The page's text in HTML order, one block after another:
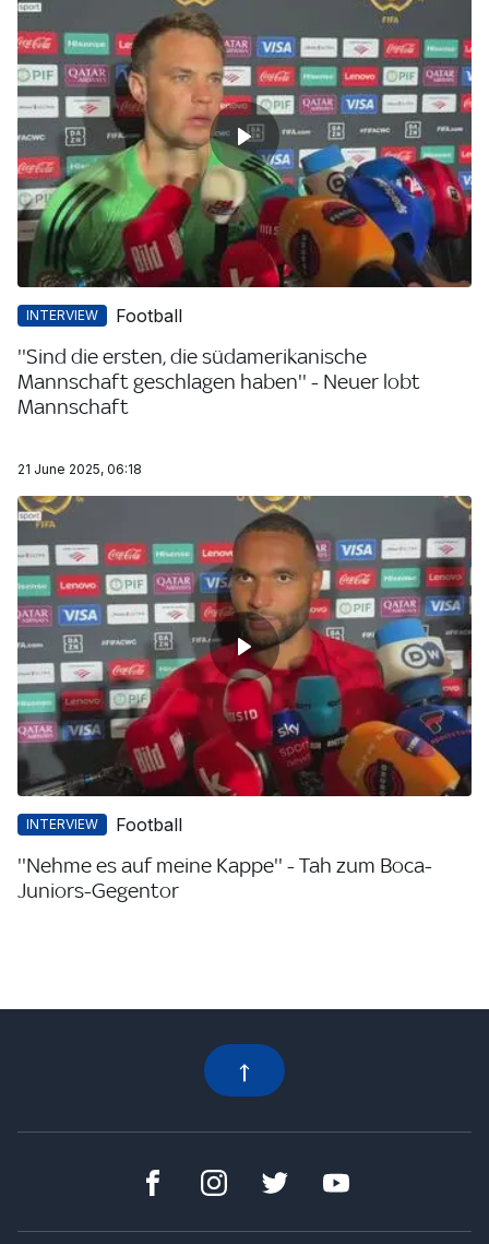
INTERVIEW Football
''Sind die ersten, die südamerikanische
Mannschaft geschlagen haben'' - Neuer lobt
Mannschaft
21 June 2025, 06:18
INTERVIEW Football
''Nehme es auf meine Kappe'' - Tah zum Boca-
Juniors-Gegentor